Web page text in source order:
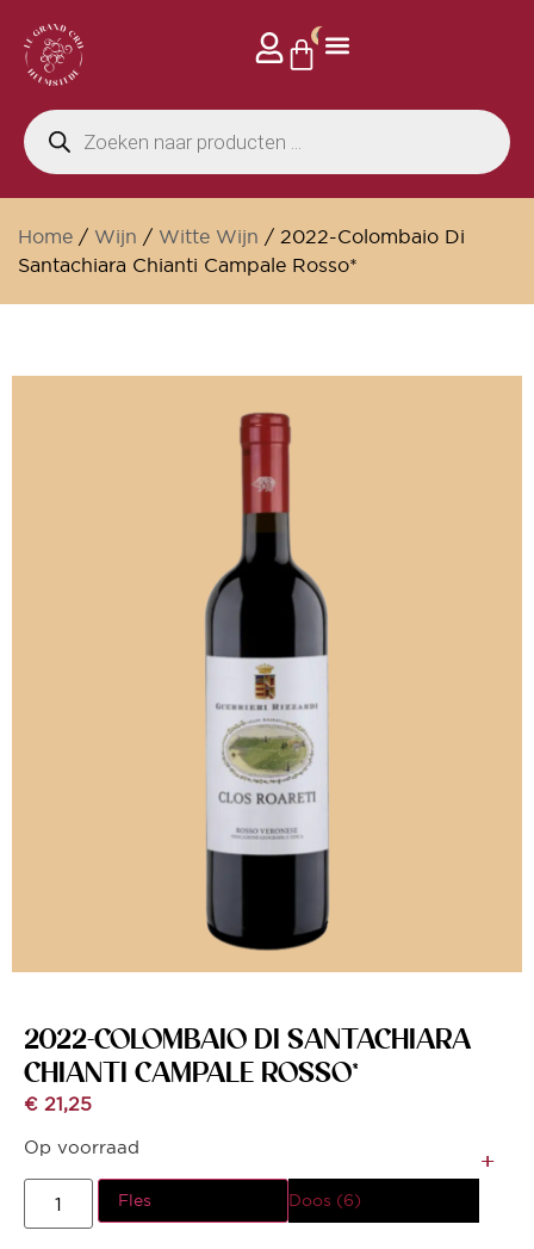
0
Home / Wijn / Witte Wijn / 2022-Colombaio Di
Santachiara Chianti Campale Rosso*
2022-COLOMBAIO DI SANTACHIARA
CHIANTI CAMPALE ROSSO*
€ 21,25
Op voorraad
Fles Doos (6)